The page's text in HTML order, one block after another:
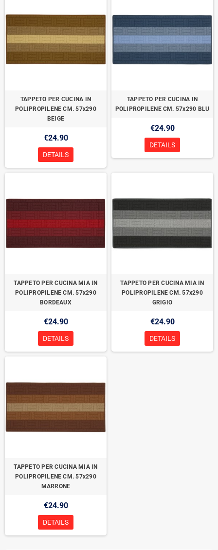
TAPPETO PER CUCINA IN
POLIPROPILENE CM. 57x290
BEIGE
€24.90
DETAILS
TAPPETO PER CUCINA IN
POLIPROPILENE CM. 57x290 BLU
€24.90
DETAILS
TAPPETO PER CUCINA MIA IN
POLIPROPILENE CM. 57x290
BORDEAUX
€24.90
DETAILS
TAPPETO PER CUCINA MIA IN
POLIPROPILENE CM. 57x290
GRIGIO
€24.90
DETAILS
TAPPETO PER CUCINA MIA IN
POLIPROPILENE CM. 57x290
MARRONE
€24.90
DETAILS